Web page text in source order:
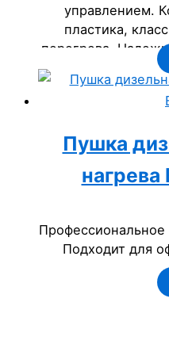
управлением.
пластика,
перегрева.
для бизнеса:
центров
Пушка
нагрева
Профессиональное
Подходит для